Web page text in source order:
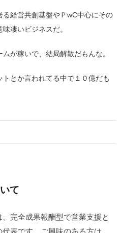
経営共創基盤やＰwC中心にその
凄いビジネスだ。
が稼いで、結局解散だもんな。
トとか言われてる中で１０億だも
て
完全成果報酬型で営業支援と
表です。ご興味のある方は、